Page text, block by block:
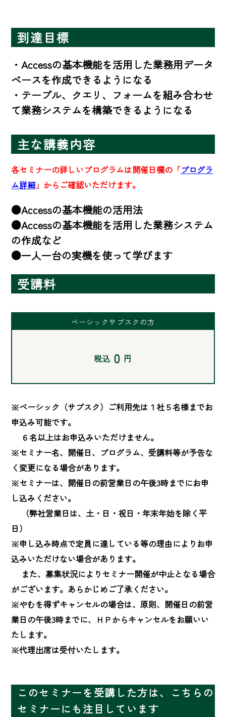
到達目標
・Accessの基本機能を活用した業務用データ
ベースを作成できるようになる
・テーブル、クエリ、フォームを組み合わせ
て業務システムを構築できるようになる
主な講義内容
各セミナーの詳しいプログラムは開催日欄の「プログラ
ム詳細」からご確認いただけます。
●Accessの基本機能の活用法
●Accessの基本機能を活用した業務システム
の作成など
●一人一台の実機を使って学びます
受講料
ベーシックサブスクの方
税込 0 円
※ベーシック（サブスク）ご利用先は１社５名様までお
申込み可能です。
６名以上はお申込みいただけません。
※セミナー名、開催日、プログラム、受講料等が予告な
く変更になる場合があります。
※セミナーは、開催日の前営業日の午後3時までにお申
し込みください。
（弊社営業日は、土・日・祝日・年末年始を除く平
日）
※申し込み時点で定員に達している等の理由によりお申
込みいただけない場合があります。
また、募集状況によりセミナー開催が中止となる場合
がございます。あらかじめご了承ください。
※やむを得ずキャンセルの場合は、原則、開催日の前営
業日の午後3時までに、ＨＰからキャンセルをお願いい
たします。
※代理出席は受付いたします。
このセミナーを受講した方は、こちらの
セミナーにも注目しています